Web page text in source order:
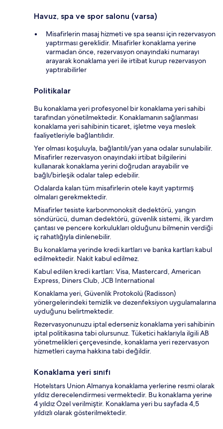
Havuz, spa ve spor salonu (varsa)
Misafirlerin masaj hizmeti ve spa seansı için rezervasyon
yaptırması gereklidir. Misafirler konaklama yerine
varmadan önce, rezervasyon onayındaki numarayı
arayarak konaklama yeri ile irtibat kurup rezervasyon
yaptırabilirler
Politikalar
Bu konaklama yeri profesyonel bir konaklama yeri sahibi
tarafından yönetilmektedir. Konaklamanın sağlanması
konaklama yeri sahibinin ticaret, işletme veya meslek
faaliyetleriyle bağlantılıdır.
Yer olması koşuluyla, bağlantılı/yan yana odalar sunulabilir.
Misafirler rezervasyon onayındaki irtibat bilgilerini
kullanarak konaklama yerini doğrudan arayabilir ve
bağlı/birleşik odalar talep edebilir.
Odalarda kalan tüm misafirlerin otele kayıt yaptırmış
olmaları gerekmektedir.
Misafirler tesiste karbonmonoksit dedektörü, yangın
söndürücü, duman dedektörü, güvenlik sistemi, ilk yardım
çantası ve pencere korkulukları olduğunu bilmenin verdiği
iç rahatlığıyla dinlenebilir.
Bu konaklama yerinde kredi kartları ve banka kartları kabul
edilmektedir. Nakit kabul edilmez.
Kabul edilen kredi kartları: Visa, Mastercard, American
Express, Diners Club, JCB International
Konaklama yeri, Güvenlik Protokolü (Radisson)
yönergelerindeki temizlik ve dezenfeksiyon uygulamalarına
uyduğunu belirtmektedir.
Rezervasyonunuzu iptal ederseniz konaklama yeri sahibinin
iptal politikasına tabi olursunuz. Tüketici haklarıyla ilgili AB
yönetmelikleri çerçevesinde, konaklama yeri rezervasyon
hizmetleri cayma hakkına tabi değildir.
Konaklama yeri sınıfı
Hotelstars Union Almanya konaklama yerlerine resmi olarak
yıldız derecelendirmesi vermektedir. Bu konaklama yerine
4 yıldız Özel verilmiştir. Konaklama yeri bu sayfada 4,5
yıldızlı olarak gösterilmektedir.